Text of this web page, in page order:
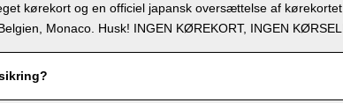
kørekort og en officiel japansk oversættelse af
Monaco. Husk! INGEN KØREKORT, INGEN